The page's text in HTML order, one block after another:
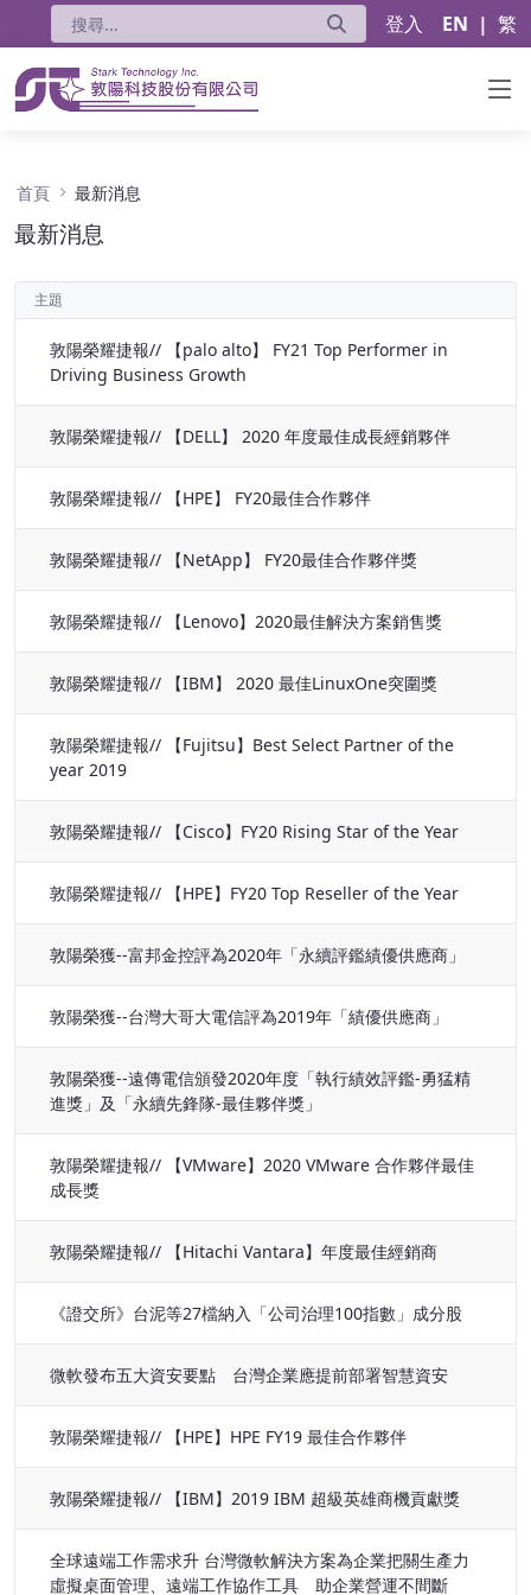
登入 EN | 繁
首頁 最新消息
最新消息
主題
敦陽榮耀捷報// 【palo alto】 FY21 Top Performer in
Driving Business Growth
敦陽榮耀捷報// 【DELL】 2020 年度最佳成長經銷夥伴
敦陽榮耀捷報// 【HPE】 FY20最佳合作夥伴
敦陽榮耀捷報// 【NetApp】 FY20最佳合作夥伴獎
敦陽榮耀捷報// 【Lenovo】2020最佳解決方案銷售獎
敦陽榮耀捷報// 【IBM】 2020 最佳LinuxOne突圍獎
敦陽榮耀捷報// 【Fujitsu】Best Select Partner of the
year 2019
敦陽榮耀捷報// 【Cisco】FY20 Rising Star of the Year
敦陽榮耀捷報// 【HPE】FY20 Top Reseller of the Year
敦陽榮獲--富邦金控評為2020年「永續評鑑績優供應商」
敦陽榮獲--台灣大哥大電信評為2019年「績優供應商」
敦陽榮獲--遠傳電信頒發2020年度「執行績效評鑑-勇猛精
進獎」及「永續先鋒隊-最佳夥伴獎」
敦陽榮耀捷報// 【VMware】2020 VMware 合作夥伴最佳
成長獎
敦陽榮耀捷報// 【Hitachi Vantara】年度最佳經銷商
《證交所》台泥等27檔納入「公司治理100指數」成分股
微軟發布五大資安要點 台灣企業應提前部署智慧資安
敦陽榮耀捷報// 【HPE】HPE FY19 最佳合作夥伴
敦陽榮耀捷報// 【IBM】2019 IBM 超級英雄商機貢獻獎
全球遠端工作需求升 台灣微軟解決方案為企業把關生產力
虛擬桌面管理、遠端工作協作工具 助企業營運不間斷